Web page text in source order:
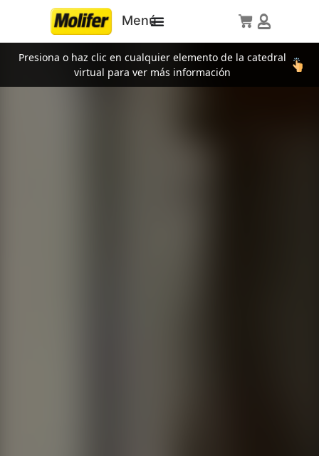
Menú
Presiona o haz clic en cualquier elemento de la catedral
virtual para ver más información